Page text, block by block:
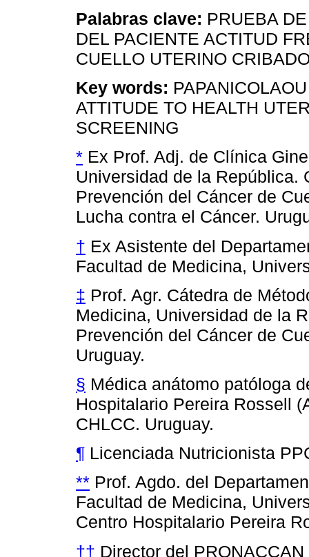
Palabras clave: PRUEBA
DEL PACIENTE ACTITUD
CUELLO UTERINO
Key words:
ATTITUDE TO HEALTH
SCREENING
* Ex Prof. Adj. de Clínica
Universidad de la República.
Prevención del Cáncer de
Lucha contra el Cáncer.
† Ex Asistente del
Facultad de Medicina,
‡ Prof. Agr. Cátedra de
Medicina, Universidad de la
Prevención del Cáncer de
Uruguay.
§ Médica anátomo patóloga
Hospitalario Pereira Rossell
CHLCC. Uruguay.
¶ Licenciada Nutricionista
** Prof. Agdo. del
Facultad de Medicina,
Centro Hospitalario Pereira
†† Director del